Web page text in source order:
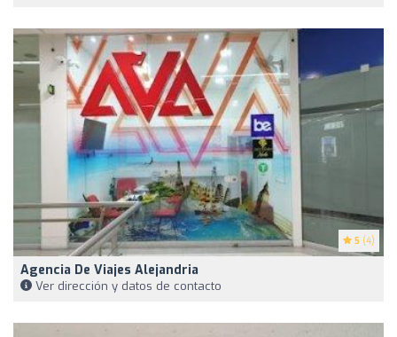
5 (4)
Agencia De Viajes Alejandria
Ver dirección y datos de contacto